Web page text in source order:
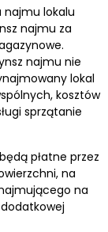
najmu lokalu
najmu za
najmu nie
lokal
kosztów
sprzątanie
płatne przez
na
na